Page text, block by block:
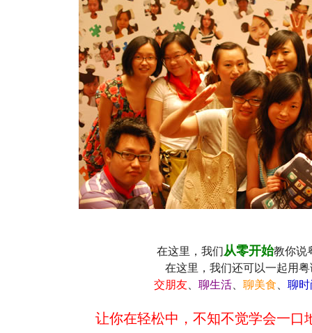
在这里，我们从零开始教你说
在这里，我们还可以一起用
交朋友 、聊生活 、聊美食 、聊
让你在轻松中，不知不觉学会一口